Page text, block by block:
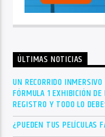
ÚLTIMAS NOTICIAS
UN RECORRIDO
FÓRMULA 1 EXHIBICIÓN
REGISTRO Y TODO LO
¿PUEDEN TUS PELÍCULAS